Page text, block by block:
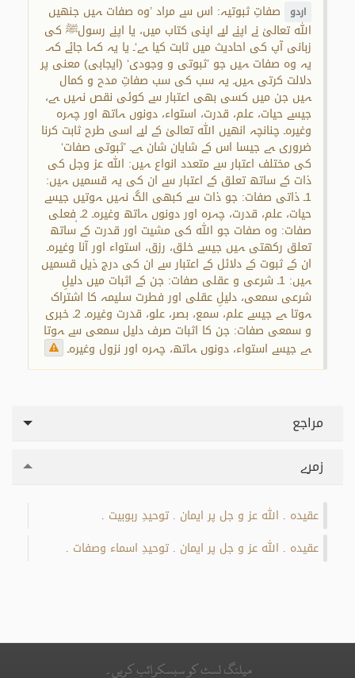
اردو
صفاتِ ثبوتیہ: اس سے مراد ’وہ صفات ہیں جنھیں
اللہ تعالیٰ نے اپنے لیے اپنی کتاب میں، یا اپنے رسولﷺ کی
زبانی آپ کی احادیث میں ثابت کیا ہے‘۔ یا یہ کہا جائے کہـ
یہ وہ صفات ہیں جو ’ثبوتی و وجودی‘ (ایجابی) معنی پر
دلالت کرتی ہیں۔ یہ سب کی سب صفاتِ مدح و کمال
ہیں جن میں کسی بھی اعتبار سے کوئی نقص نہیں ہے،
جیسے حیات، علم، قدرت، استواء، دونوں ہاتھ اور چہرہ
وغیرہ۔ چنانچہ انھیں اللہ تعالیٰ کے لیے اسی طرح ثابت کرنا
ضروری ہے جیسا اس کے شایان شان ہے۔ ’ثبوتی صفات‘
کی مختلف اعتبار سے متعدد انواع ہیں: اللہ عز وجل کی
ذات کے ساتھ تعلق کے اعتبار سے ان کی یہ قسمیں ہیں:
1۔ ذاتی صفات: جو ذات سے کبھی الگ نہیں ہوتیں جیسے
حیات، علم، قدرت، چہرہ اور دونوں ہاتھ وغیرہ۔ 2۔ ٖفعلی
صفات: وہ صفات جو اللہ کی مشیت اور قدرت کے ساتھ
تعلق رکھتی ہیں جیسے خلق، رزق، استواء اور آنا وغیرہ۔
ان کے ثبوت کے دلائل کے اعتبار سے ان کی درج ذیل قسمیں
ہیں: 1۔ شرعی و عقلی صفات: جن کے اثبات میں دلیلِ
شرعی سمعی، دلیلِ عقلی اور فطرت سلیمہ کا اشتراک
ہوتا ہے جیسے علم، سمع، بصر، علو، قدرت وغیرہ۔ 2۔ خبری
و سمعی صفات: جن کا اثبات صرف دلیل سمعی سے ہوتا
ہے جیسے استواء، دونوں ہاتھ، چہرہ اور نزول وغیرہ۔
مراجع
زمرے
عقیدہ اللہ عز و جل پر ایمان توحیدِ ربوبیت
عقیدہ اللہ عز و جل پر ایمان توحيدِ اسماء وصفات
میلنگ لسٹ کو سبسکرائب کریں۔